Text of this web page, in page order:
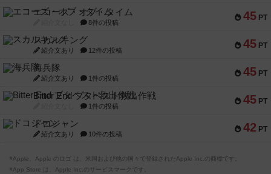
45 PT
エコーズ・オブ・タイム
8件の投稿
45 PT
スカルキング
紹介文あり 12件の投稿
45 PT
海兵隊
紹介文あり 1件の投稿
45 PT
Bitter End ブタペスト救出作戦
1件の投稿
42 PT
ドコジャン
紹介文あり 10件の投稿
※Apple、Apple のロゴ は、米国および他の国々で登録されたApple Inc.の商標です。
※App Store は、Apple Inc.のサービスマークです。